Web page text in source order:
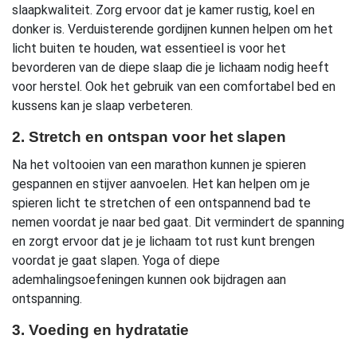
slaapkwaliteit. Zorg ervoor dat je kamer rustig, koel en
donker is. Verduisterende gordijnen kunnen helpen om het
licht buiten te houden, wat essentieel is voor het
bevorderen van de diepe slaap die je lichaam nodig heeft
voor herstel. Ook het gebruik van een comfortabel bed en
kussens kan je slaap verbeteren.
2. Stretch en ontspan voor het slapen
Na het voltooien van een marathon kunnen je spieren
gespannen en stijver aanvoelen. Het kan helpen om je
spieren licht te stretchen of een ontspannend bad te
nemen voordat je naar bed gaat. Dit vermindert de spanning
en zorgt ervoor dat je je lichaam tot rust kunt brengen
voordat je gaat slapen. Yoga of diepe
ademhalingsoefeningen kunnen ook bijdragen aan
ontspanning.
3. Voeding en hydratatie